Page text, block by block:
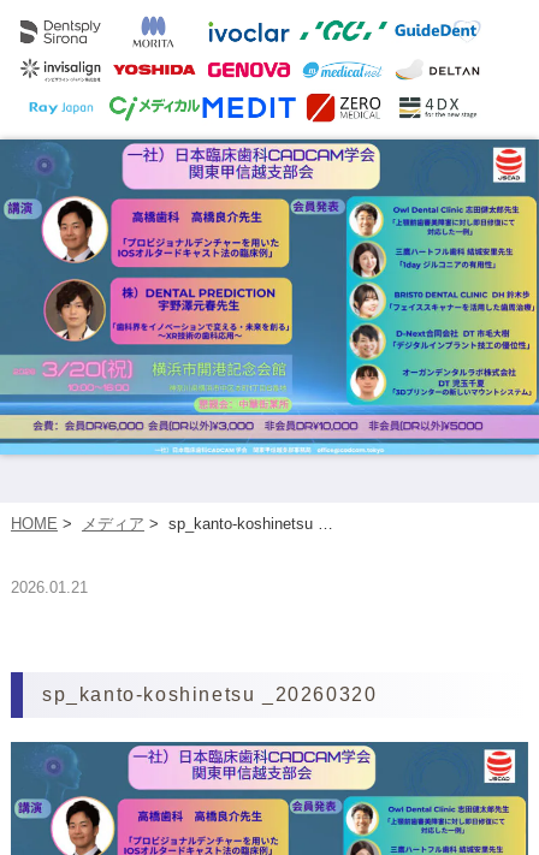
HOME > メディア > sp_kanto-koshinetsu …
2026.01.21
sp_kanto-koshinetsu _20260320